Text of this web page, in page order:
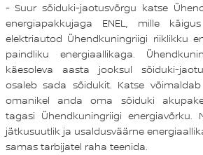
- Suur sõiduki-jaotusvõrgu katse
energiapakkujaga ENEL, mille
elektriautod Ühendkuningriigi riiklikku
paindliku energiaallikaga.
käesoleva aasta jooksul sõiduki-
osaleb sada sõidukit. Katse
omanikel anda oma sõiduki
tagasi Ühendkuningriigi energiavõrku.
jätkusuutlik ja usaldusväärne
samas tarbijatel raha teenida.